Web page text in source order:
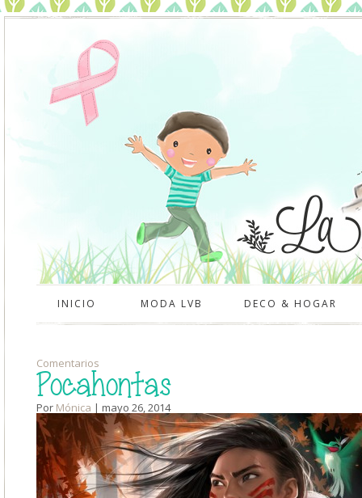
INICIO MODA LVB DECO & HOGAR
Comentarios
Pocahontas
Por Mónica | mayo 26, 2014